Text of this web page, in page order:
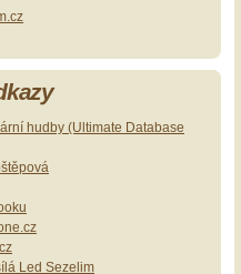
hudby (Ultimate Database
Led Sezelim